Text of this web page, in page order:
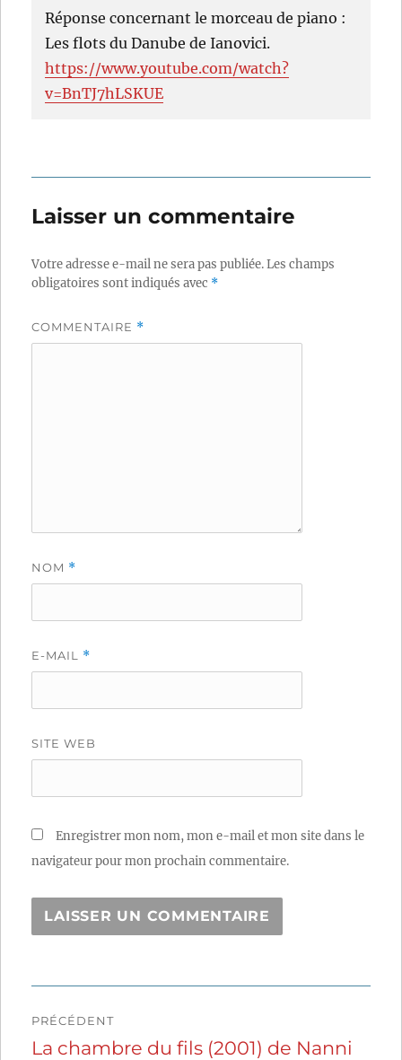
Réponse concernant le morceau de piano :
Les flots du Danube de Ianovici.
https://www.youtube.com/watch?
v=BnTJ7hLSKUE
Laisser un commentaire
Votre adresse e-mail ne sera pas publiée.Les champs
obligatoires sont indiqués avec *
COMMENTAIRE *
NOM *
E-MAIL *
SITE WEB
Enregistrer mon nom, mon e-mail et mon site dans le
navigateur pour mon prochain commentaire.
de
PRÉCÉDENT
Publication
La chambre du fils (2001) de Nanni